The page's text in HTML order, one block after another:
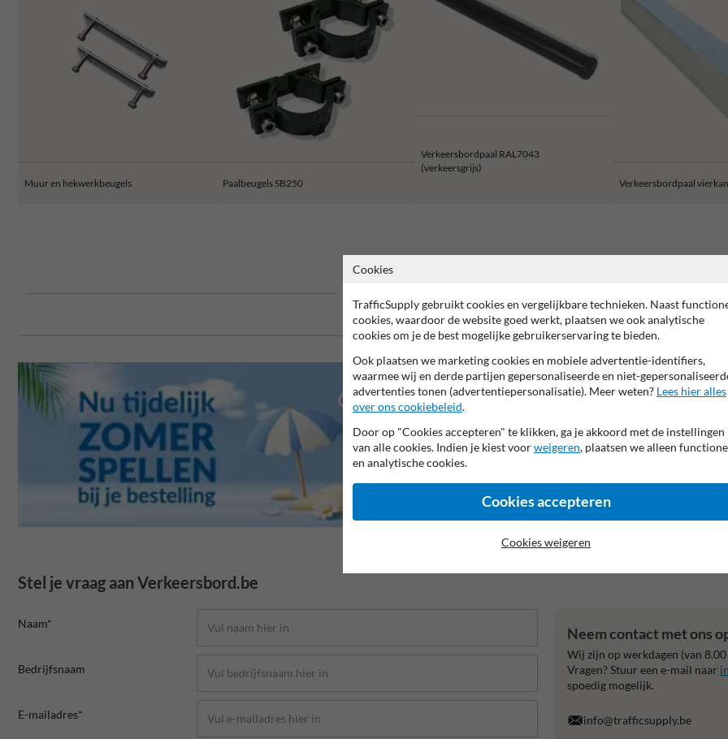
Muur en hekwerkbeugels Paalbeugels SB250
Verkeersbordpaal RAL7043
(verkeersgrijs)
Verkeersbordpaal
Stel je vraag aan Verkeersbord.be
Naam*
Bedrijfsnaam
E-mailadres*
Neem contact met ons
Wij zijn op werkdagen (van
Vragen? Stuur een e-mail naar
spoedig mogelijk.
info@trafficsupply.be
Cookies
TrafficSupply gebruikt cookies en vergelijkbare technieken. Naast
cookies, waardoor de website goed werkt, plaatsen we ook analytische
cookies om je de best mogelijke gebruikerservaring te bieden.
Ook plaatsen we marketing cookies en mobiele advertentie-identifiers,
waarmee wij en derde partijen gepersonaliseerde en niet-
advertenties tonen (advertentiepersonalisatie). Meer weten? Lees hier alles
over ons cookiebeleid.
Door op "Cookies accepteren" te klikken, ga je akkoord met de instellingen
van alle cookies. Indien je kiest voorweigeren, plaatsen we alleen
en analytische cookies.
Cookies accepteren
Cookies weigeren